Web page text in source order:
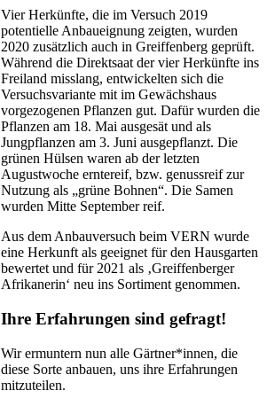
Vier Herkünfte, die im Versuch 2019
potentielle Anbaueignung zeigten, wurden
2020 zusätzlich auch in Greiffenberg geprüft.
Während die Direktsaat der vier Herkünfte ins
Freiland misslang, entwickelten sich die
Versuchsvariante mit im Gewächshaus
vorgezogenen Pflanzen gut. Dafür wurden die
Pflanzen am 18. Mai ausgesät und als
Jungpflanzen am 3. Juni ausgepflanzt. Die
grünen Hülsen waren ab der letzten
Augustwoche erntereif, bzw. genussreif zur
Nutzung als „grüne Bohnen“. Die Samen
wurden Mitte September reif.
Aus dem Anbauversuch beim VERN wurde
eine Herkunft als geeignet für den Hausgarten
bewertet und für 2021 als ‚Greiffenberger
Afrikanerin‘ neu ins Sortiment genommen.
Ihre Erfahrungen sind gefragt!
Wir ermuntern nun alle Gärtner*innen, die
diese Sorte anbauen, uns ihre Erfahrungen
mitzuteilen.